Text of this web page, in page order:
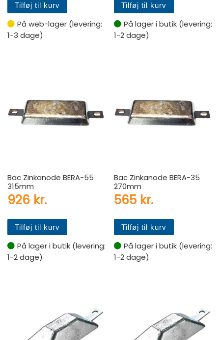
Tilføj til kurv
På web-lager (levering:
1-3 dage)
Tilføj til kurv
På lager i butik (levering:
1-2 dage)
Bac Zinkanode BERA-55
315mm
926 kr.
Tilføj til kurv
På lager i butik (levering:
1-2 dage)
Bac Zinkanode BERA-35
270mm
565 kr.
Tilføj til kurv
På lager i butik (levering:
1-2 dage)